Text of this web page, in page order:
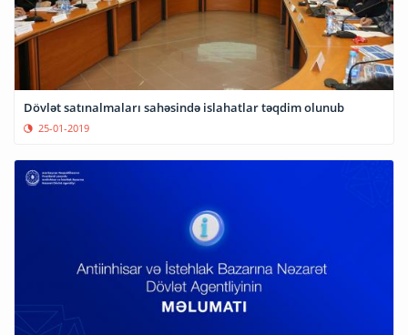
Dövlət satınalmaları sahəsində islahatlar təqdim olunub
25-01-2019